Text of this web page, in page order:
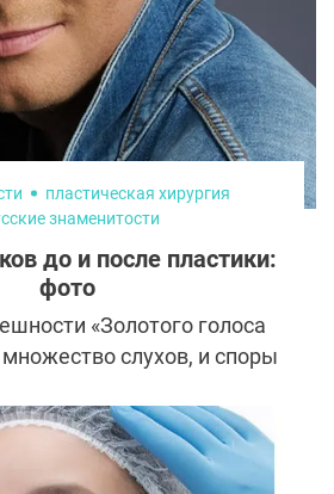
пластическая хирургия
знаменитости
до и после пластики:
фото
«Золотого голоса
множество слухов, и споры
абсолютно натуральная,
что над его обликом
пластические